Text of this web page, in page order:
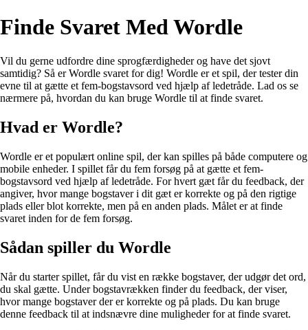
Finde Svaret Med Wordle
Vil du gerne udfordre dine sprogfærdigheder og have det sjovt
samtidig? Så er Wordle svaret for dig! Wordle er et spil, der tester din
evne til at gætte et fem-bogstavsord ved hjælp af ledetråde. Lad os se
nærmere på, hvordan du kan bruge Wordle til at finde svaret.
Hvad er Wordle?
Wordle er et populært online spil, der kan spilles på både computere og
mobile enheder. I spillet får du fem forsøg på at gætte et fem-
bogstavsord ved hjælp af ledetråde. For hvert gæt får du feedback, der
angiver, hvor mange bogstaver i dit gæt er korrekte og på den rigtige
plads eller blot korrekte, men på en anden plads. Målet er at finde
svaret inden for de fem forsøg.
Sådan spiller du Wordle
Når du starter spillet, får du vist en række bogstaver, der udgør det ord,
du skal gætte. Under bogstavrækken finder du feedback, der viser,
hvor mange bogstaver der er korrekte og på plads. Du kan bruge
denne feedback til at indsnævre dine muligheder for at finde svaret.